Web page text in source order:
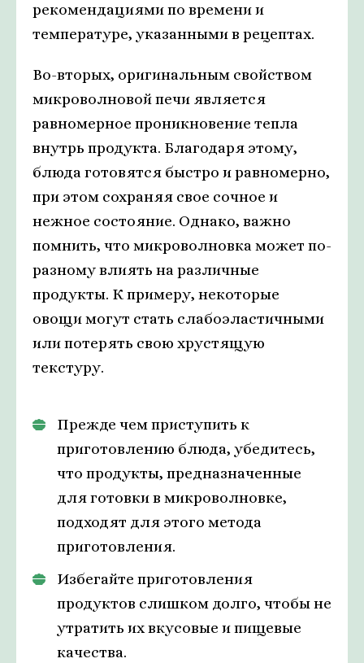
рекомендациями по времени и
температуре, указанными в рецептах.
Во-вторых, оригинальным свойством
микроволновой печи является
равномерное проникновение тепла
внутрь продукта. Благодаря этому,
блюда готовятся быстро и равномерно,
при этом сохраняя свое сочное и
нежное состояние. Однако, важно
помнить, что микроволновка может по-
разному влиять на различные
продукты. К примеру, некоторые
овощи могут стать слабоэластичными
или потерять свою хрустящую
текстуру.
Прежде чем приступить к
приготовлению блюда, убедитесь,
что продукты, предназначенные
для готовки в микроволновке,
подходят для этого метода
приготовления.
Избегайте приготовления
продуктов слишком долго, чтобы не
утратить их вкусовые и пищевые
качества.